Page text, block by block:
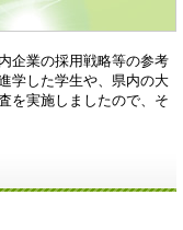
企業の採用戦略等の参考
学した学生や、県内の大
を実施しましたので、そ